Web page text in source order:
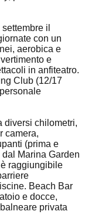
il
con un
aerobica e
e
in anfiteatro.
Club (12/17
diversi chilometri,
camera,
(prima e
Marina Garden
raggiungibile
Beach Bar
e docce,
privata